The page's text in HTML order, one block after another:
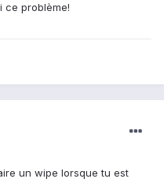
ce problème!
un wipe lorsque tu est